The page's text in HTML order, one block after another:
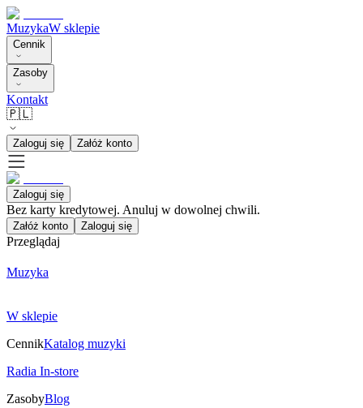
MuzykaW sklepie
Cennik
Zasoby
Kontakt
🇵🇱
Zaloguj się Załóż konto
Zaloguj się
Bez karty kredytowej. Anuluj w dowolnej chwili.
Załóż konto Zaloguj się
Przeglądaj
Muzyka
W sklepie
CennikKatalog muzyki
Radia In-store
ZasobyBlog